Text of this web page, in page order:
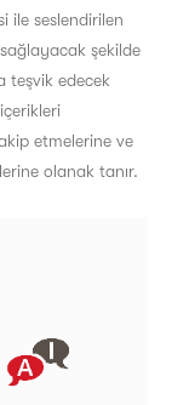
ile seslendirilen
şekilde
teşvik edecek
etmelerine ve
olanak tanır.